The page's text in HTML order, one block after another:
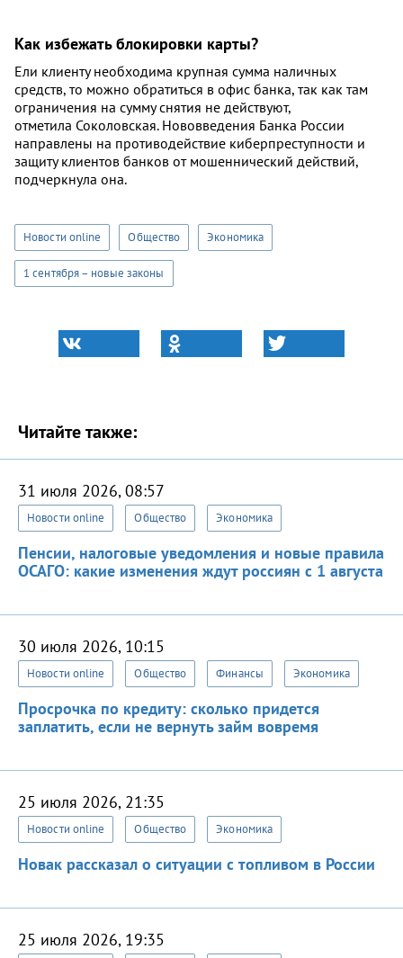
Как избежать блокировки карты?
Ели клиенту необходима крупная сумма наличных
средств, то можно обратиться в офис банка, так как там
ограничения на сумму снятия не действуют,
отметила Соколовская. Нововведения Банка России
направлены на противодействие киберпреступности и
защиту клиентов банков от мошеннический действий,
подчеркнула она.
Новости online Общество Экономика
1 сентября – новые законы
Читайте также:
31 июля 2026, 08:57
Новости online Общество Экономика
Пенсии, налоговые уведомления и новые правила
ОСАГО: какие изменения ждут россиян с 1 августа
30 июля 2026, 10:15
Новости online Общество Финансы Экономика
Просрочка по кредиту: сколько придется
заплатить, если не вернуть займ вовремя
25 июля 2026, 21:35
Новости online Общество Экономика
Новак рассказал о ситуации с топливом в России
25 июля 2026, 19:35